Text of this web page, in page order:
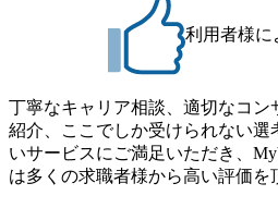
detail/69848 MyViision企業インタ
jp/consulting-firm/dirbato/
ー② https://my-vision.co.jp/
26年8月18日(火) 19:00開始～最長
(木) 16:00 当日はDirbatoの現役ト
動向を踏まえ、コンサルティング
伝えいたします。コンサルティン
ている方や情報収集を行いたい方
利用者様に
丁寧なキャリア相談、適切なコン
紹介、ここでしか受けられない選
いサービスにご満足いただき、
は多くの求職者様から高い評価を